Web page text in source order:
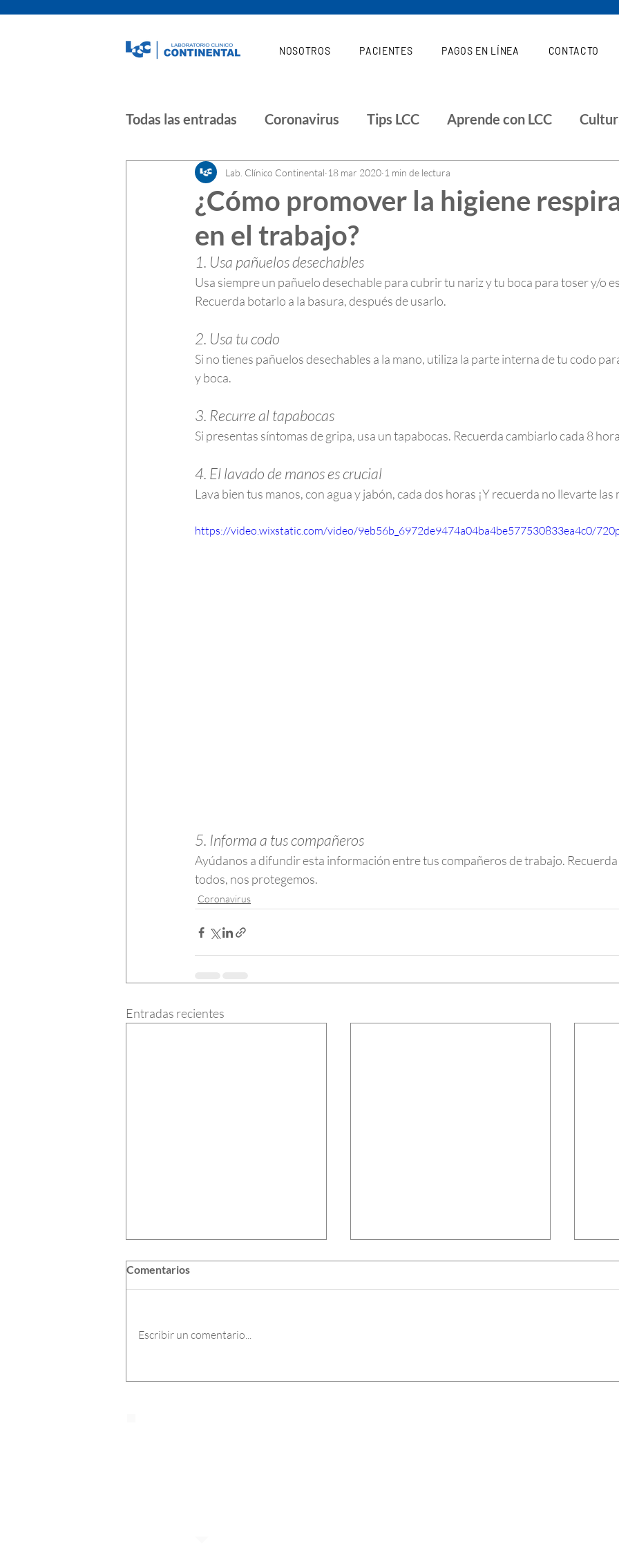
NOSOTROS PACIENTES PAGOS EN LÍNEA CONTACTO
Todas las entradas Coronavirus Tips LCC Aprende con LCC
Noticias | COVID 19 Investigaciones Salud
¿Cómo promover la higiene
en el trabajo?
Lab. Clínico Continental 18 mar 2020 1 min de lectura
1. Usa pañuelos desechables
Usa siempre un pañuelo desechable para cubrir tu nariz y tu boca para toser y/o
Recuerda botarlo a la basura, después de usarlo.
2. Usa tu codo
Si no tienes pañuelos desechables a la mano, utiliza la parte interna de tu codo
y boca.
3. Recurre al tapabocas
Si presentas síntomas de gripa, usa un tapabocas. Recuerda cambiarlo cada 8
4. El lavado de manos es crucial
Lava bien tus manos, con agua y jabón, cada dos horas ¡Y recuerda no llevarte las
https://video.wixstatic.com/video/9eb56b_6972de9474a04ba4be577530833ea4c0/
5. Informa a tus compañeros
Ayúdanos a difundir esta información entre tus compañeros de trabajo.
todos, nos protegemos.
Coronavirus
Entradas recientes
Comentarios
Escribir un comentario...